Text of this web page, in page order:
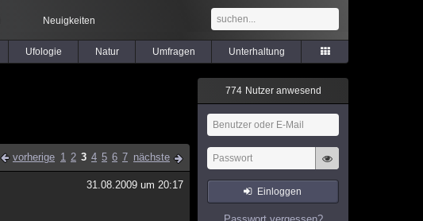
Neuigkeiten
Ufologie Natur Umfragen Unterhaltung
vorherige 1 2 3 4 5 6 7 nächste
31.08.2009 um 20:17
774 Nutzer anwesend
Einloggen